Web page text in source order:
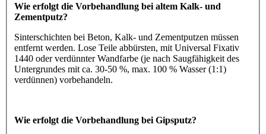
Wie erfolgt die Vorbehandlung bei altem Kalk- und
Zementputz?
Sinterschichten bei Beton, Kalk- und Zementputzen müssen
entfernt werden. Lose Teile abbürsten, mit Universal Fixativ
1440 oder verdünnter Wandfarbe (je nach Saugfähigkeit des
Untergrundes mit ca. 30-50 %, max. 100 % Wasser (1:1)
verdünnen) vorbehandeln.
Wie erfolgt die Vorbehandlung bei Gipsputz?